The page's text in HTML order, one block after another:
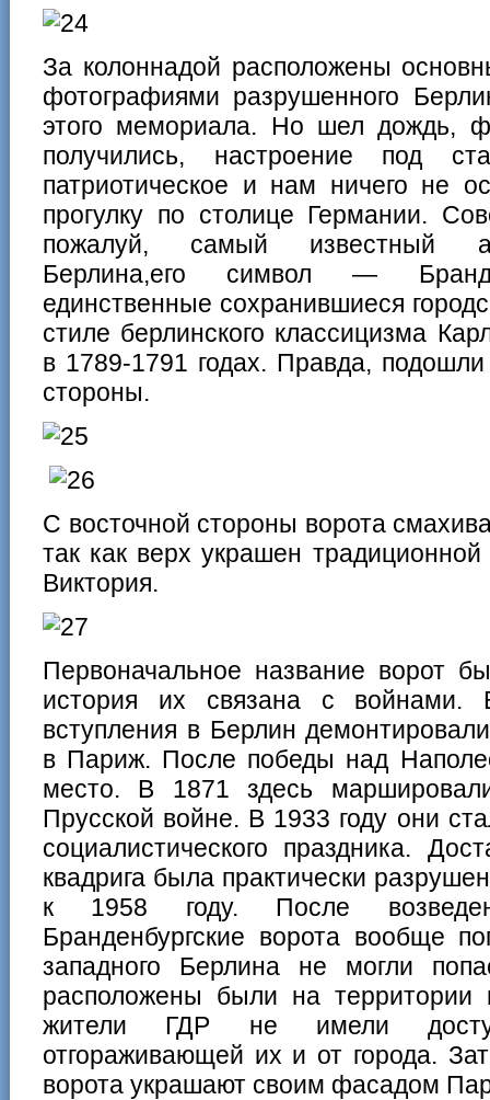
За колоннадой расположены
фотографиями разрушенного
этого мемориала. Но шел дождь,
получились, настроение под
патриотическое и нам ничего не
прогулку по столице Германии.
пожалуй, самый известный
Берлина,его символ —
единственные сохранившиеся
стиле берлинского классицизма
в 1789-1791 годах. Правда,
стороны.
С восточной стороны ворота
так как верх украшен традиционной
Виктория.
Первоначальное название ворот
история их связана с войнами.
вступления в Берлин
в Париж. После победы над
место. В 1871 здесь
Прусской войне. В 1933 году они
социалистического праздника.
квадрига была практически
к 1958 году. После
Бранденбургские ворота вообще
западного Берлина не могли
расположены были на территории
жители ГДР не имели
отгораживающей их и от города.
ворота украшают своим фасадом